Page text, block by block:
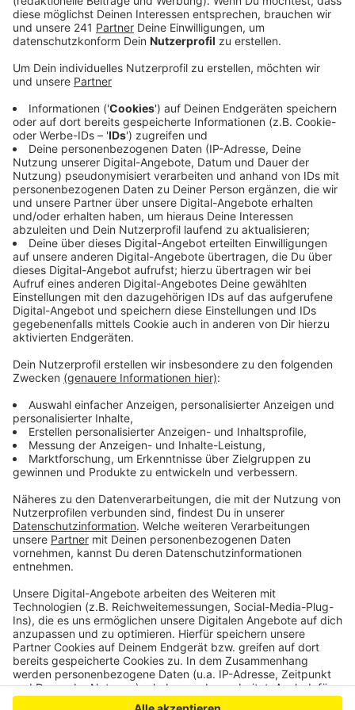
Anzeige
abstraktes Kunstwerk am Treppenhausturm.
Veröffentlicht:Donnerstag, 03.04.2025 06:05
Anzeige
Das Wandbild ist abstrakt – also Linien und Farben,
aber keine Figuren oder Schriftzüge sind dort zu
sehen. Und die Menschen, die dort vorbeikommen,
können selbst überlegen, was das Ganze bedeuten
soll, sagt Künstler Kai „Semor“ Niederhausen aus Köln.
Er ist international tätig, auch in Miami und Paris sind
seine Werke zu sehen.
Hintergrund für das riesige Kunstwerk am Euskirchener
Parkhaus ist, dass es vorher eine Ausstellung im
Stadtmuseum zum Thema Urban Street-Art und
Graffiti gab. Niederhausen ist einer der Künstler der
Ausstellung. Er malt jetzt das abstraktes Kunstwerk
an zwei Seiten des Treppenhausturms vom Parkhaus.
Dazu steht er in bis zu elf Metern Höhe auf einer
Hebebühne.
Möglich wurde der Auftrag durch Sponsoren und die
SVE, die den Turm zur Verfügung stellt.
Anzeige
Anzeige